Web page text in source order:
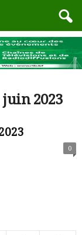
2023
0